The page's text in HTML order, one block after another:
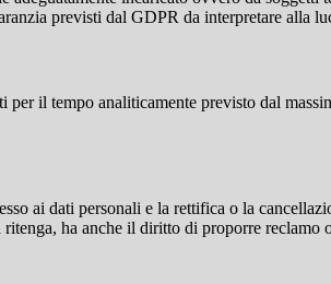
previsti dal GDPR da interpretare alla
per il tempo analiticamente previsto dal
ai dati personali e la rettifica o la
ha anche il diritto di proporre